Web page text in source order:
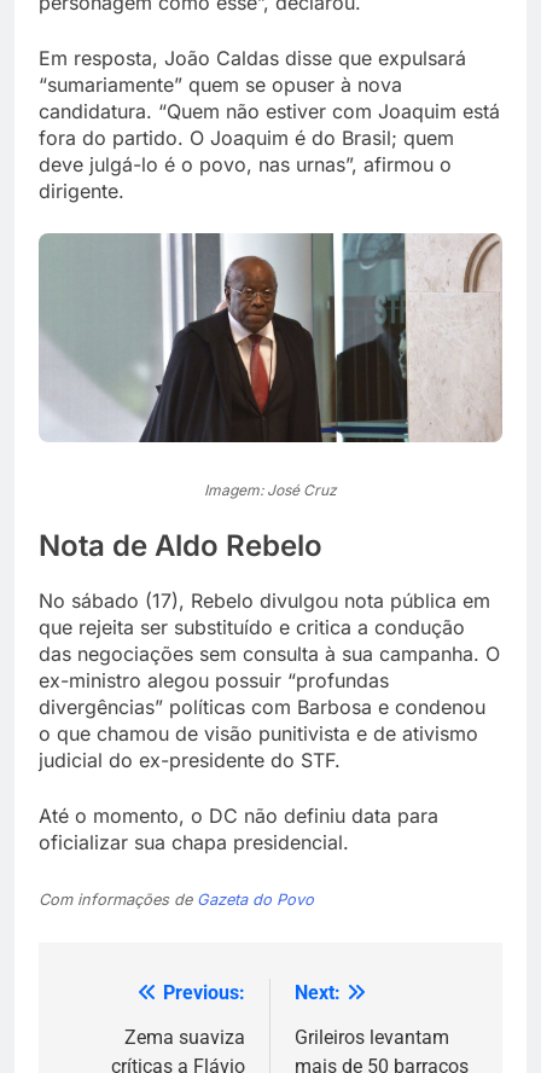
Em resposta, João Caldas disse que expulsará
“sumariamente” quem se opuser à nova
candidatura. “Quem não estiver com Joaquim está
fora do partido. O Joaquim é do Brasil; quem
deve julgá-lo é o povo, nas urnas”, afirmou o
dirigente.
Imagem: José Cruz
Nota de Aldo Rebelo
No sábado (17), Rebelo divulgou nota pública em
que rejeita ser substituído e critica a condução
das negociações sem consulta à sua campanha. O
ex-ministro alegou possuir “profundas
divergências” políticas com Barbosa e condenou
o que chamou de visão punitivista e de ativismo
judicial do ex-presidente do STF.
Até o momento, o DC não definiu data para
oficializar sua chapa presidencial.
Com informações de Gazeta do Povo
Navegação
Previous:
Zema suaviza
críticas a Flávio
Next:
Grileiros levantam
mais de 50 barracos